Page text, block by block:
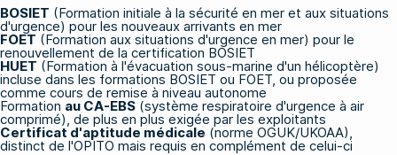
BOSIET (Formation initiale à la sécurité en mer et aux situations
d'urgence) pour les nouveaux arrivants en mer
FOET (Formation aux situations d'urgence en mer) pour le
renouvellement de la certification BOSIET
HUET (Formation à l'évacuation sous-marine d'un hélicoptère)
incluse dans les formations BOSIET ou FOET, ou proposée
comme cours de remise à niveau autonome
Formation au CA-EBS (système respiratoire d'urgence à air
comprimé), de plus en plus exigée par les exploitants
Certificat d'aptitude médicale (norme OGUK/UKOAA),
distinct de l'OPITO mais requis en complément de celui-ci